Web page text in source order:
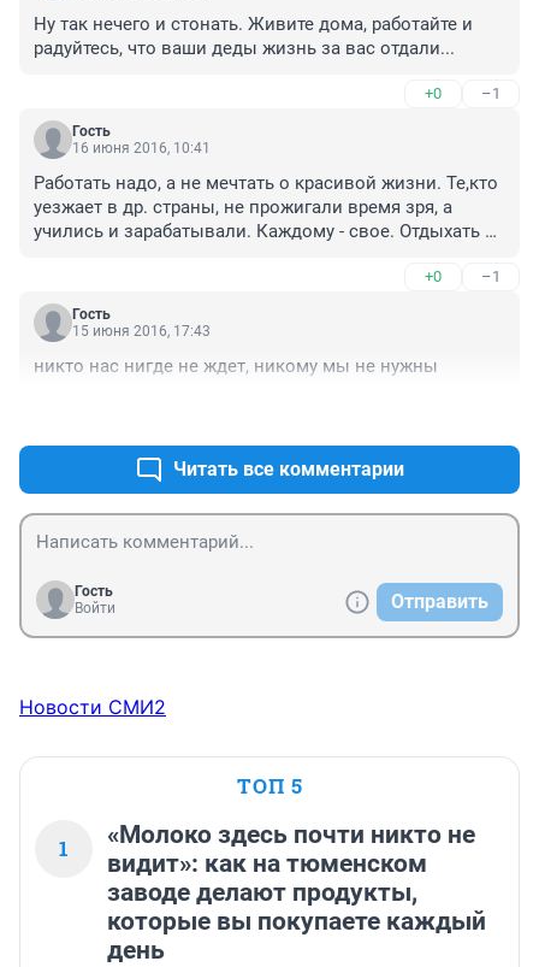
Ну так нечего и стонать. Живите дома, работайте и
радуйтесь, что ваши деды жизнь за вас отдали...
+0 –1
Гость
16 июня 2016, 10:41
Работать надо, а не мечтать о красивой жизни. Те,кто
уезжает в др. страны, не прожигали время зря, а
учились и зарабатывали. Каждому - свое. Отдыхать
пригодился." Хорошо там, где нас нет... А если есть
желание свалить за бугор, так вали. Многие уже
вернулись обратно.
+0 –1
Гость
15 июня 2016, 17:43
никто нас нигде не ждет, никому мы не нужны
Читать все комментарии
Гость
Войти
Отправить
Новости СМИ2
ТОП 5
1
«Молоко здесь почти никто не
видит»: как на тюменском
заводе делают продукты,
которые вы покупаете каждый
день